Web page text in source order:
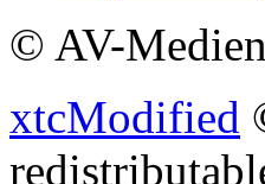
© AV-
xtcModified